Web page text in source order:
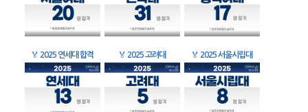
🏅 2025 연세대 합격 🏅 2025 고려대 🏅 2025 서울시립대